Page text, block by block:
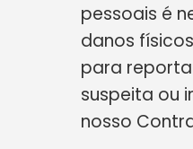
pessoais é
danos
para
suspeita ou
nosso